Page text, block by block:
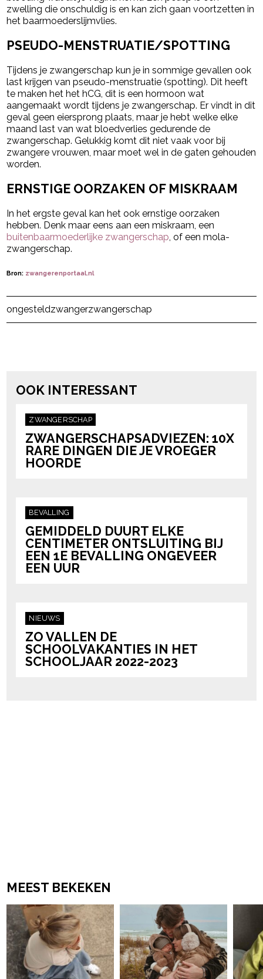
zwelling die onschuldig is en kan zich gaan voortzetten in
het baarmoederslijmvlies.
PSEUDO-MENSTRUATIE/SPOTTING
Tijdens je zwangerschap kun je in sommige gevallen ook
last krijgen van pseudo-menstruatie (spotting). Dit heeft
te maken het het hCG, dit is een hormoon wat
aangemaakt wordt tijdens je zwangerschap. Er vindt in dit
geval geen eiersprong plaats, maar je hebt welke elke
maand last van wat bloedverlies gedurende de
zwangerschap. Gelukkig komt dit niet vaak voor bij
zwangere vrouwen, maar moet wel in de gaten gehouden
worden.
ERNSTIGE OORZAKEN OF MISKRAAM
In het ergste geval kan het ook ernstige oorzaken
hebben. Denk maar eens aan een miskraam, een
buitenbaarmoederlijke zwangerschap, of een mola-
zwangerschap.
Bron: zwangerenportaal.nl
Post Views: 179
ongesteldzwangerzwangerschap
OOK INTERESSANT
ZWANGERSCHAP
ZWANGERSCHAPSADVIEZEN: 10X
RARE DINGEN DIE JE VROEGER
HOORDE
BEVALLING
GEMIDDELD DUURT ELKE
CENTIMETER ONTSLUITING BIJ
EEN 1E BEVALLING ONGEVEER
EEN UUR
NIEUWS
ZO VALLEN DE
SCHOOLVAKANTIES IN HET
SCHOOLJAAR 2022-2023
MEEST BEKEKEN